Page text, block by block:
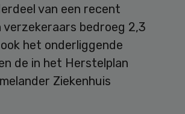
van een recent
verzekeraars bedroeg 2,3
het onderliggende
de in het Herstelplan
Ziekenhuis